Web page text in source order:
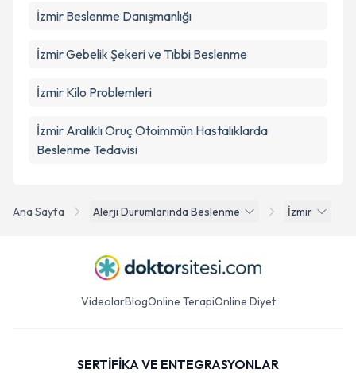
Ana Sayfa Alerji Durumlarinda Beslenme İzmir
İzmir Beslenme Danışmanlığı
İzmir Gebelik Şekeri ve Tıbbi Beslenme
İzmir Kilo Problemleri
İzmir Aralıklı Oruç Otoimmün Hastalıklarda
Beslenme Tedavisi
VideolarBlogOnline TerapiOnline Diyet
SERTİFİKA VE ENTEGRASYONLAR